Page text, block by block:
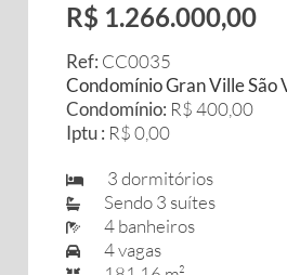
R$ 1.266.000,00
Ref: CC0035
Condomínio Gran Ville São
Condomínio: R$ 400,00
Iptu : R$ 0,00
3 dormitórios
Sendo 3 suítes
4 banheiros
4 vagas